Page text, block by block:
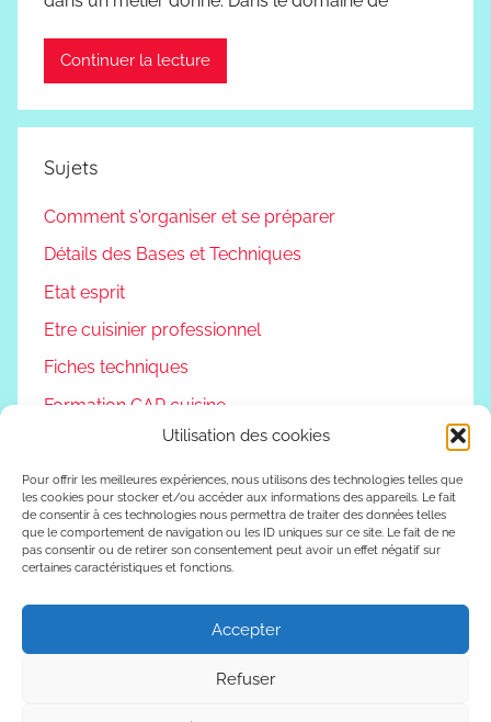
Utilisation des cookies
Pour offrir les meilleures expériences, nous utilisons des technologies telles que
les cookies pour stocker et/ou accéder aux informations des appareils. Le fait
de consentir à ces technologies nous permettra de traiter des données telles
que le comportement de navigation ou les ID uniques sur ce site. Le fait de ne
pas consentir ou de retirer son consentement peut avoir un effet négatif sur
certaines caractéristiques et fonctions.
Accepter
Refuser
Continuer la lecture
Sujets
Comment s'organiser et se préparer
Détails des Bases et Techniques
Etat esprit
Etre cuisinier professionnel
Fiches techniques
Formation CAP cuisine
Podcast
Reconversion professionnelle
Vivre autrement